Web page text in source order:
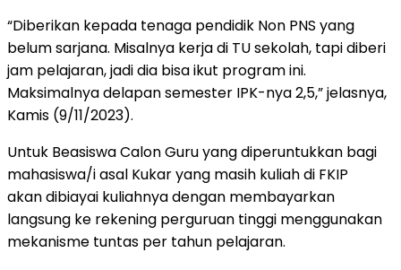
“Diberikan kepada tenaga pendidik Non PNS yang
belum sarjana. Misalnya kerja di TU sekolah, tapi diberi
jam pelajaran, jadi dia bisa ikut program ini.
Maksimalnya delapan semester IPK-nya 2,5,” jelasnya,
Kamis (9/11/2023).
Untuk Beasiswa Calon Guru yang diperuntukkan bagi
mahasiswa/i asal Kukar yang masih kuliah di FKIP
akan dibiayai kuliahnya dengan membayarkan
langsung ke rekening perguruan tinggi menggunakan
mekanisme tuntas per tahun pelajaran.